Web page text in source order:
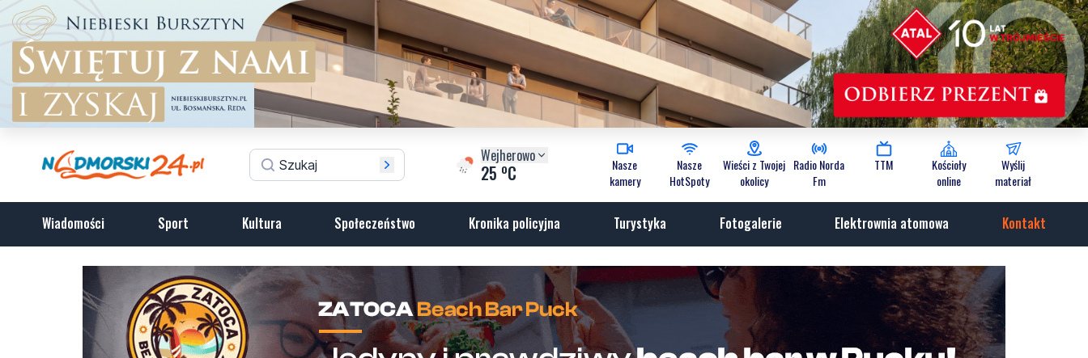
Wejherowo
25 oC
Nasze
kamery
Nasze
HotSpoty
Wieści z Twojej
okolicy
Radio Norda
Fm
TTM
Kościoły
online
Wyślij
materiał
Wiadomości Sport Kultura Społeczeństwo Kronika policyjna Turystyka Fotogalerie Elektrownia atomowa Kontakt